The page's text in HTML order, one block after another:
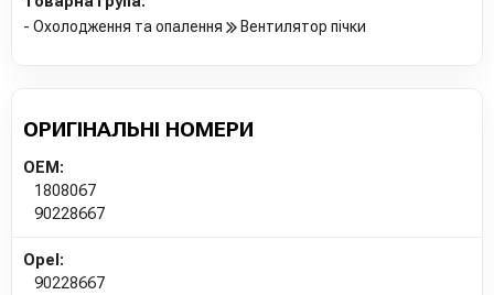
- Охолодження та опалення
Вентилятор пічки
ОРИГІНАЛЬНІ НОМЕРИ
OEM:
1808067
90228667
Opel:
90228667